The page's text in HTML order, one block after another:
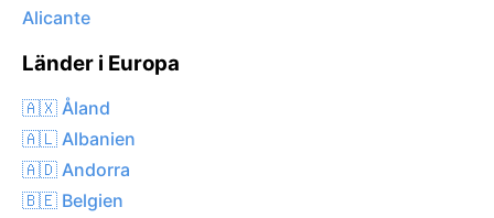
Alicante
Länder i Europa
🇦🇽 Åland
🇦🇱 Albanien
🇦🇩 Andorra
🇧🇪 Belgien